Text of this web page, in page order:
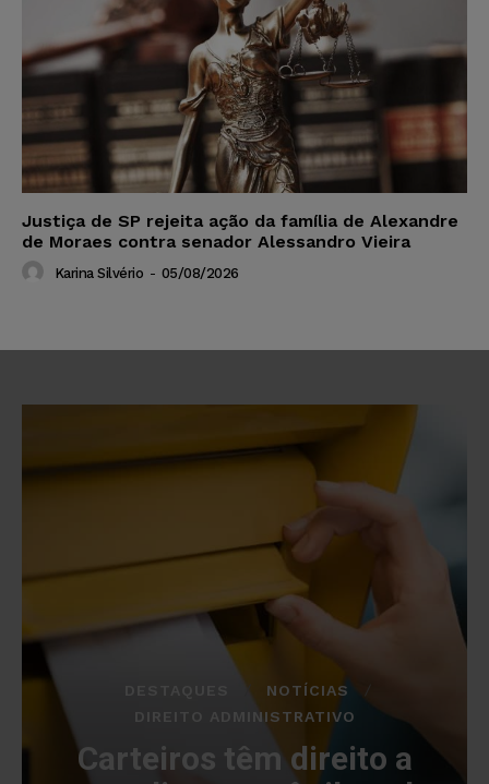
Justiça de SP rejeita ação da família de Alexandre
de Moraes contra senador Alessandro Vieira
Karina Silvério - 05/08/2026